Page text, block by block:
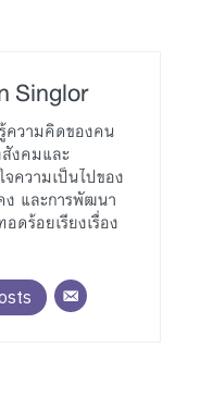
Singlor
ความคิดของคน
งคมและ
ความเป็นไปของ
และการพัฒนา
ดร้อยเรียงเรื่อง